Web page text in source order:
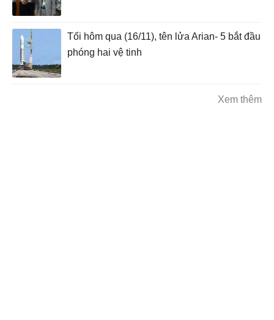
Tối hôm qua (16/11), tên lửa Arian- 5 bắt đầu
phóng hai vệ tinh
Xem thêm